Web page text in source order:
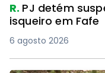
R. PJ detém
isqueiro em Fafe
6 agosto 2026